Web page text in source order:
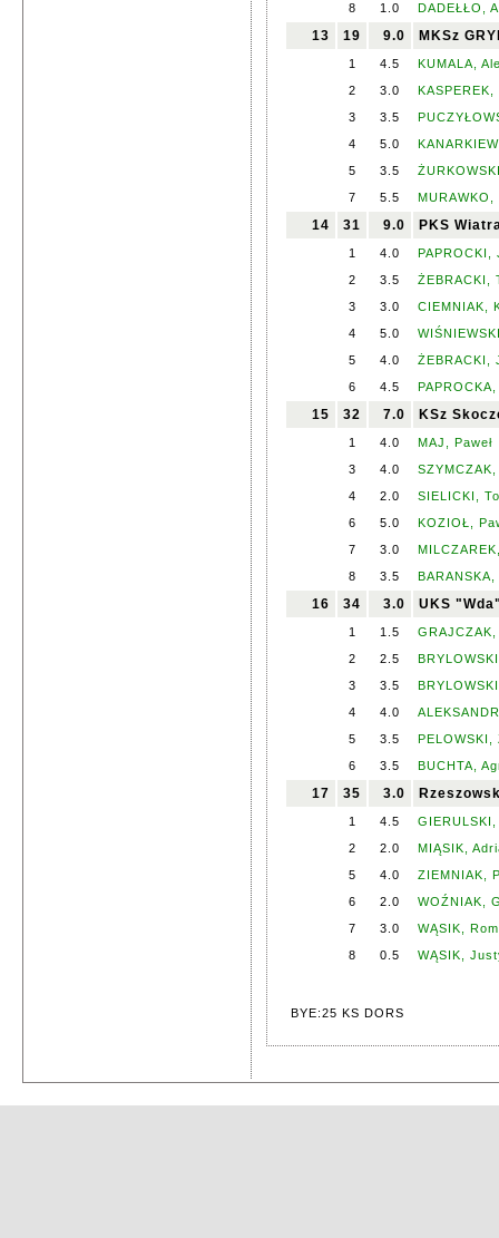
8
1.0 DADEŁŁO,
13 19 9.0 MKSz
1 4.5
KUMALA,
2
3.0
3
3.5
4
5.0
5
3.5
7
5.5
14 31 9.0 PKS
1 4.0
PAPROCKI,
2
3.5
ŻEBRACKI,
3
3.0
CIEMNIAK,
4
5.0
5
4.0
ŻEBRACKI,
6
4.5
15 32 7.0 KSz
1 4.0
MAJ, Paweł
3
4.0
SZYMCZAK,
4
2.0
SIELICKI,
6
5.0
KOZIOŁ,
7
3.0
8
3.5
16 34 3.0 UKS
1 1.5
2
2.5
3
3.5
4
4.0
5
3.5
PELOWSKI,
6
3.5 BUCHTA,
17 35 3.0
1 4.5
2
2.0
MIĄSIK,
5
4.0
ZIEMNIAK,
6
2.0
WOŹNIAK,
7
3.0
WĄSIK,
8
0.5 WĄSIK,
BYE:25 KS DORS